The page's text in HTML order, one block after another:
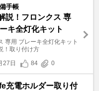
手帳
説！フロンクス 専
キ全灯化キット
専用 ブレーキ全灯化キット
！取り付け方
27日
84 0
充電ホルダー取り付